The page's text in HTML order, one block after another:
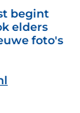
begint
elders
foto's